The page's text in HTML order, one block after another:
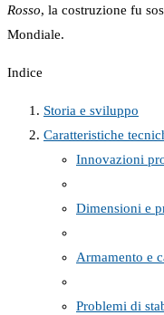
Rosso, la costruzione fu
Mondiale.
Indice
Storia e sviluppo
Caratteristiche
Innovazioni
Dimensioni e
Armamento e
Problemi di